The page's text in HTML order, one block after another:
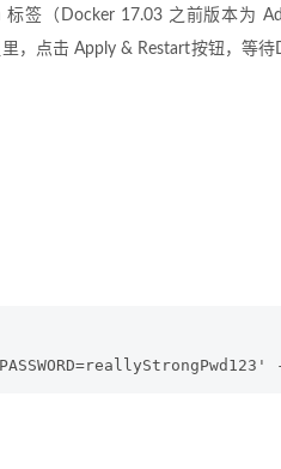
签（Docker 17.03 之前版本为
，点击 Apply & Restart按钮，等